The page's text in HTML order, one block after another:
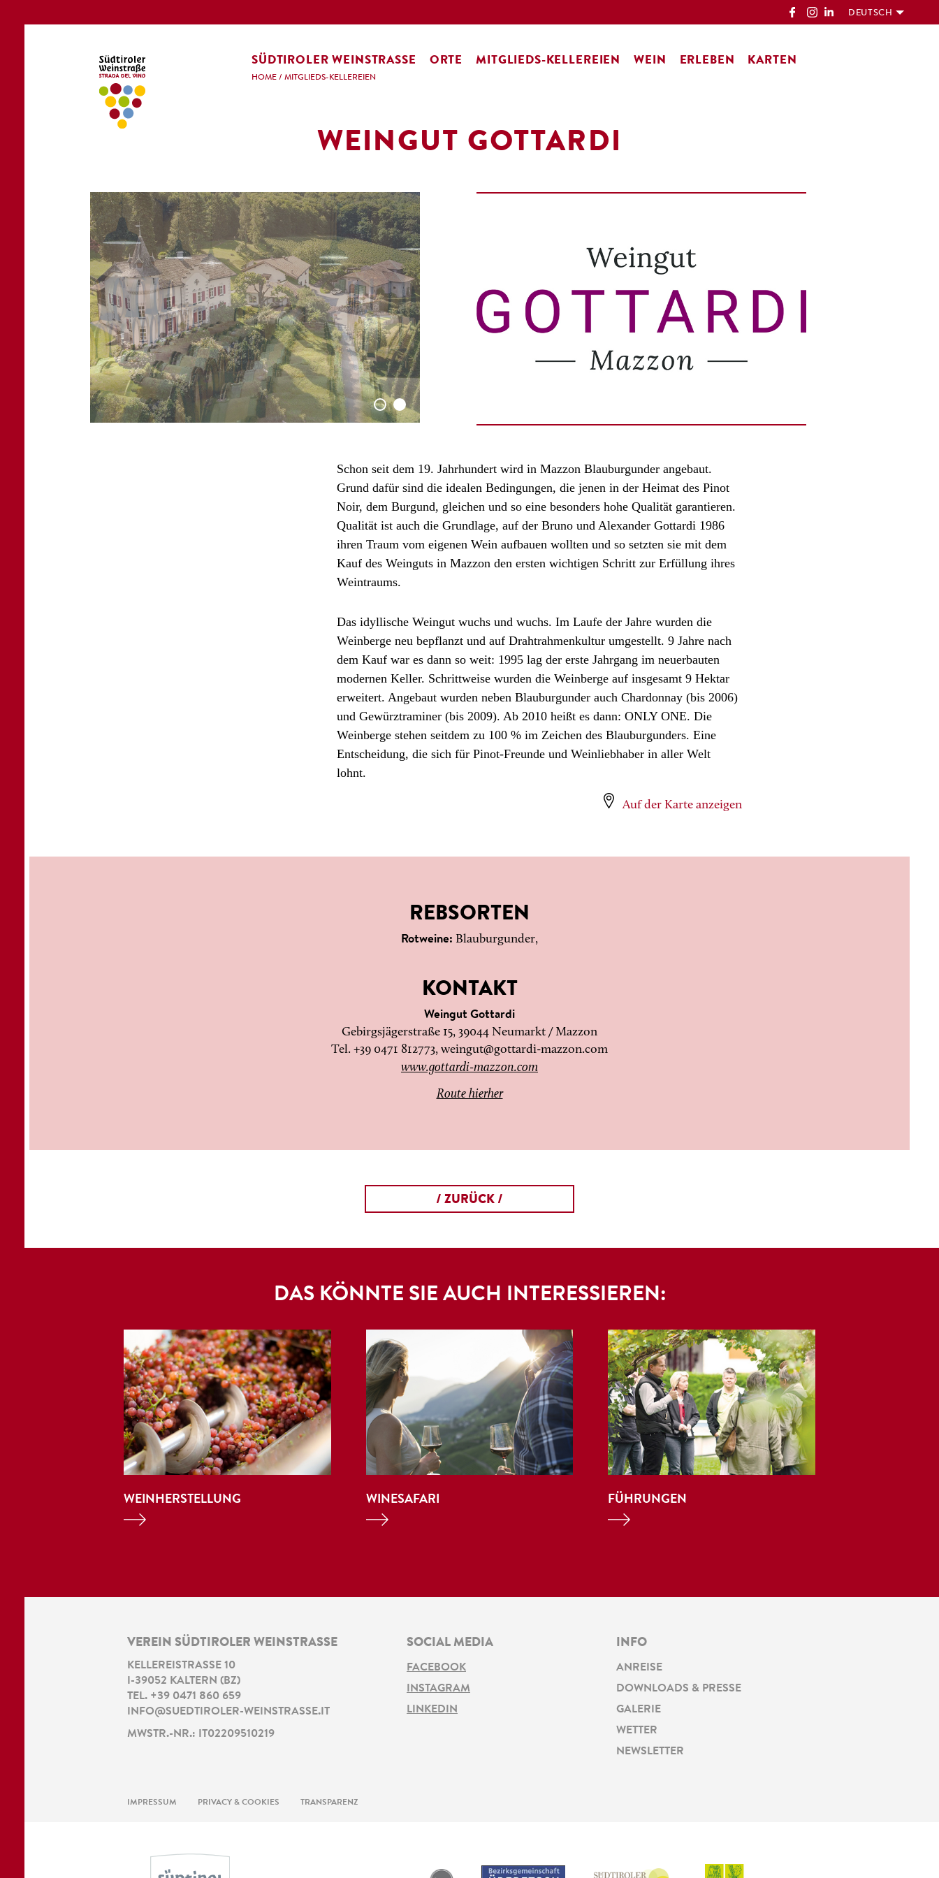
DEUTSCH
SÜDTIROLER WEINSTRASSE ORTE MITGLIEDS-KELLEREIEN WEIN ERLEBEN KARTEN
HOME / MITGLIEDS-KELLEREIEN
WEINGUT GOTTARDI
Auf der Karte anzeigen
Schon seit dem 19. Jahrhundert wird in Mazzon Blauburgunder angebaut.
Grund dafür sind die idealen Bedingungen, die jenen in der Heimat des Pinot
Noir, dem Burgund, gleichen und so eine besonders hohe Qualität garantieren.
Qualität ist auch die Grundlage, auf der Bruno und Alexander Gottardi 1986
ihren Traum vom eigenen Wein aufbauen wollten und so setzten sie mit dem
Kauf des Weinguts in Mazzon den ersten wichtigen Schritt zur Erfüllung ihres
Weintraums.
Das idyllische Weingut wuchs und wuchs. Im Laufe der Jahre wurden die
Weinberge neu bepflanzt und auf Drahtrahmenkultur umgestellt. 9 Jahre nach
dem Kauf war es dann so weit: 1995 lag der erste Jahrgang im neuerbauten
modernen Keller. Schrittweise wurden die Weinberge auf insgesamt 9 Hektar
erweitert. Angebaut wurden neben Blauburgunder auch Chardonnay (bis 2006)
und Gewürztraminer (bis 2009). Ab 2010 heißt es dann: ONLY ONE. Die
Weinberge stehen seitdem zu 100 % im Zeichen des Blauburgunders. Eine
Entscheidung, die sich für Pinot-Freunde und Weinliebhaber in aller Welt
lohnt.
REBSORTEN
Rotweine: Blauburgunder,
KONTAKT
Weingut Gottardi
Gebirgsjägerstraße 15, 39044 Neumarkt / Mazzon
Tel. +39 0471 812773, weingut@gottardi-mazzon.com
www.gottardi-mazzon.com
Route hierher
/ ZURÜCK /
DAS KÖNNTE SIE AUCH INTERESSIEREN:
WEINHERSTELLUNG WINESAFARI FÜHRUNGEN
VEREIN SÜDTIROLER WEINSTRASSE
KELLEREISTRASSE 10
-39052 KALTERN (BZ)
TEL. +39 0471 860 659
INFO@SUEDTIROLER-WEINSTRASSE.IT
MWSTR.-NR.: IT02209510219
SOCIAL MEDIA
FACEBOOK
INSTAGRAM
LINKEDIN
INFO
ANREISE
DOWNLOADS & PRESSE
GALERIE
WETTER
NEWSLETTER
IMPRESSUM PRIVACY & COOKIES TRANSPARENZ